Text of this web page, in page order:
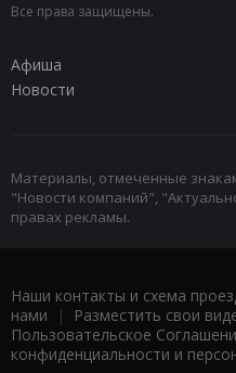
Все права защищены.
Афиша
Новости
Материалы, отмеченные
"Новости компаний",
правах рекламы.
Наши контакты и схема
нами | Разместить свои
Пользовательское
конфиденциальности и